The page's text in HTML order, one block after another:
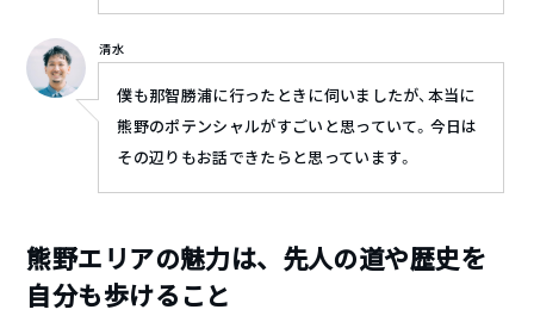
清水
僕も那智勝浦に行ったときに伺いましたが、本当に
熊野のポテンシャルがすごいと思っていて。今日は
その辺りもお話できたらと思っています。
熊野エリアの魅力は、先人の道や歴史を
自分も歩けること